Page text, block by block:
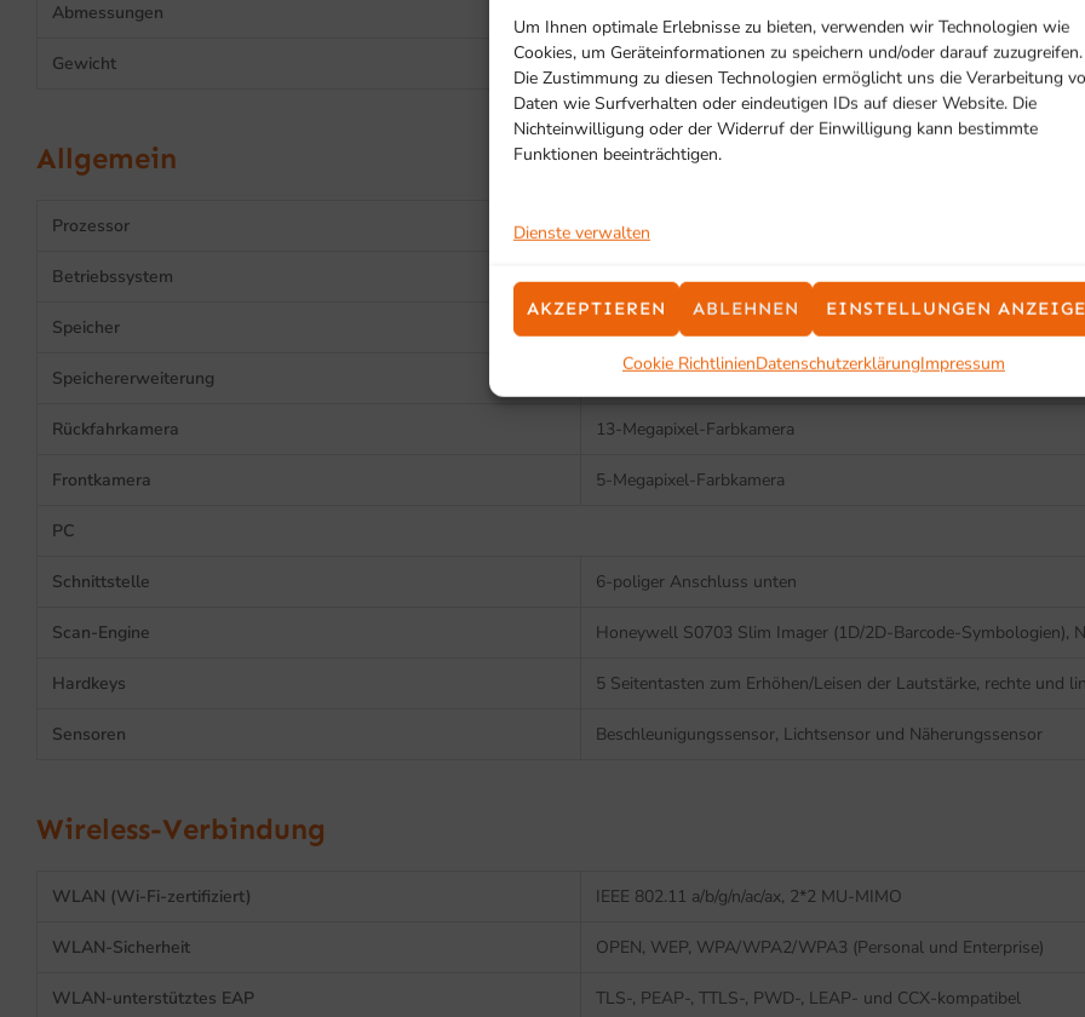
Um Ihnen optimale Erlebnisse zu bieten, verwenden wir Technologien wie
Cookies, um Geräteinformationen zu speichern und/oder darauf zuzugreifen.
Die Zustimmung zu diesen Technologien ermöglicht uns die Verarbeitung
Daten wie Surfverhalten oder eindeutigen IDs auf dieser Website. Die
Nichteinwilligung oder der Widerruf der Einwilligung kann bestimmte
Funktionen beeinträchtigen.
Dienste verwalten
AKZEPTIEREN ABLEHNEN EINSTELLUNGEN
Cookie RichtlinienDatenschutzerklärungImpressum
Abmessungen
Gewicht 258 g
Allgemein
Prozessor Qualcomm Snapdragon SM6115, Quad-Hochleistung, Kryo-
Betriebssystem Android 11 und aktualisierbar auf Android 13
Speicher 4 GB RAM/64 GB Flash oder 6 GB RAM/128 GB Flash
Speichererweiterung MicroSD (bis zu 128 GB)
Rückfahrkamera 13-Megapixel-Farbkamera
Frontkamera 5-Megapixel-Farbkamera
PC
Schnittstelle 6-poliger Anschluss unten
Scan-Engine Honeywell S0703 Slim Imager (1D/2D-Barcode-Symbologien),
Hardkeys 5 Seitentasten zum Erhöhen/Leisen der Lautstärke, rechte und
Sensoren Beschleunigungssensor, Lichtsensor und Näherungssensor
Wireless-Verbindung
WLAN (Wi-Fi-zertifiziert) IEEE 802.11 a/b/g/n/ac/ax, 2*2 MU-MIMO
WLAN-Sicherheit OPEN, WEP, WPA/WPA2/WPA3 (Personal und Enterprise)
WLAN-unterstütztes EAP TLS-, PEAP-, TTLS-, PWD-, LEAP- und CCX-kompatibel